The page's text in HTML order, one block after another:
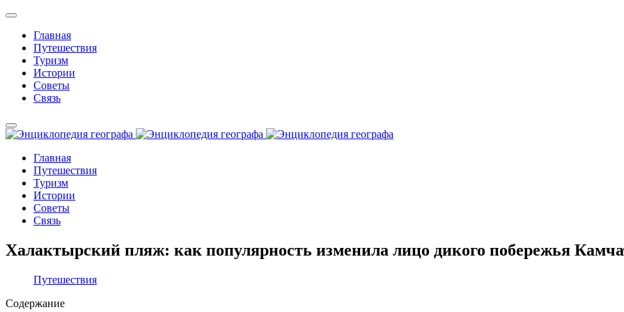
Главная
Путешествия
Туризм
Истории
Советы
Связь
Главная
Путешествия
Туризм
Истории
Советы
Связь
Халактырский пляж: как популярность изменила лицо дикого побережья
Путешествия
Содержание